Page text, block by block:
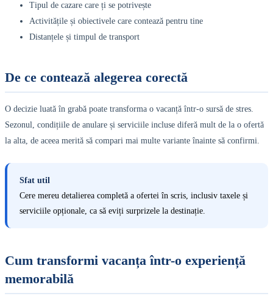
Tipul de cazare care ți se potrivește
Activitățile și obiectivele care contează pentru tine
Distanțele și timpul de transport
De ce contează alegerea corectă
O decizie luată în grabă poate transforma o vacanță într-o sursă de stres.
Sezonul, condițiile de anulare și serviciile incluse diferă mult de la o ofertă
la alta, de aceea merită să compari mai multe variante înainte să confirmi.
Sfat util
Cere mereu detalierea completă a ofertei în scris, inclusiv taxele și
serviciile opționale, ca să eviți surprizele la destinație.
Cum transformi vacanța într-o experiență
memorabilă